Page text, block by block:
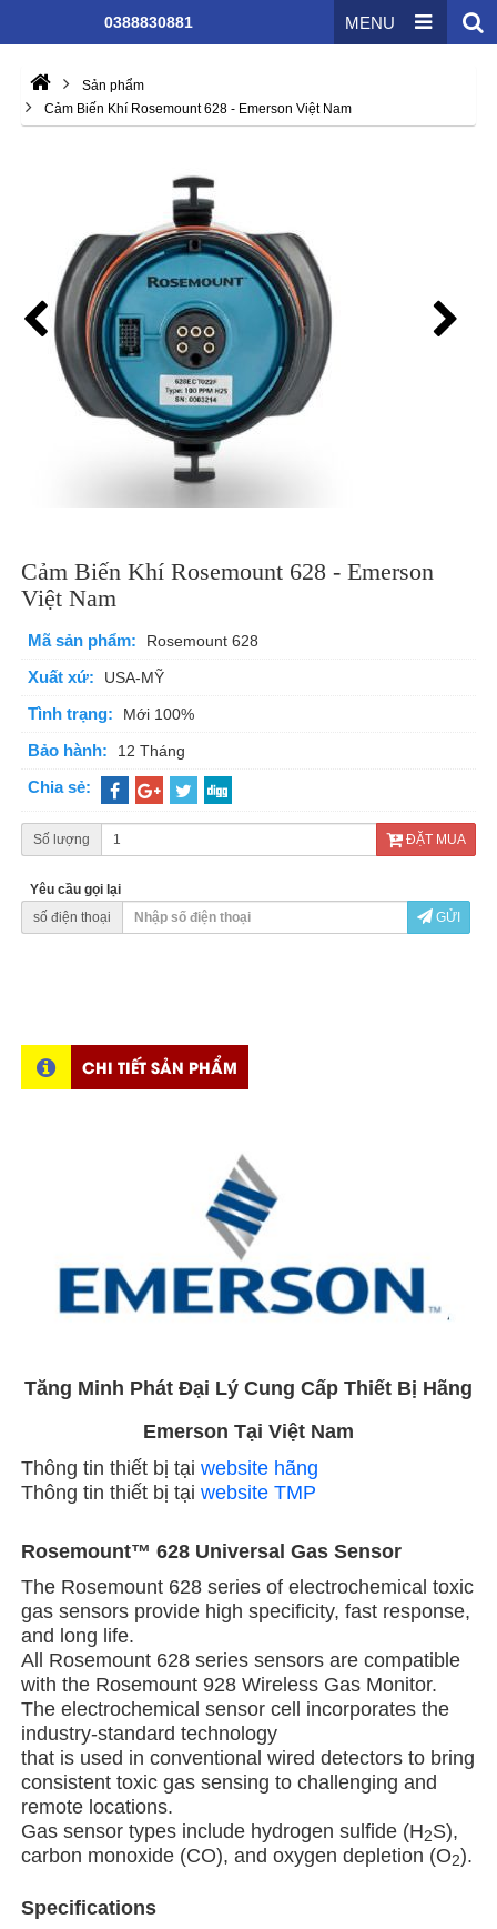
0388830881 MENU
Sản phẩm
Cảm Biến Khí Rosemount 628 - Emerson Việt Nam
Cảm Biến Khí Rosemount 628 - Emerson
Việt Nam
Mã sản phẩm: Rosemount 628
Xuất xứ: USA-MỸ
Tình trạng: Mới 100%
Bảo hành: 12 Tháng
Chia sẻ:
Số lượng ĐẶT MUA
Yêu cầu gọi lại
số điện thoại
GỬI
CHI TIẾT SẢN PHẨM
Tăng Minh Phát Đại Lý Cung Cấp Thiết Bị Hãng
Emerson Tại Việt Nam
Thông tin thiết bị tại website hãng
Thông tin thiết bị tại website TMP
Rosemount™ 628 Universal Gas Sensor
The Rosemount 628 series of electrochemical toxic
gas sensors provide high specificity, fast response,
and long life.
All Rosemount 628 series sensors are compatible
with the Rosemount 928 Wireless Gas Monitor.
The electrochemical sensor cell incorporates the
industry-standard technology
that is used in conventional wired detectors to bring
consistent toxic gas sensing to challenging and
remote locations.
Gas sensor types include hydrogen sulfide (H2S),
carbon monoxide (CO), and oxygen depletion (O2).
Specifications